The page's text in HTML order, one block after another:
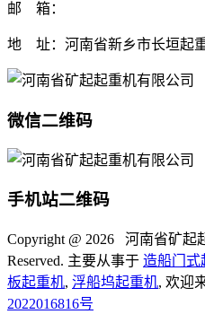
邮 箱：
地 址：河南省新乡市长垣起
微信二维码
手机站二维码
Copyright @ 2026 河南省矿起
Reserved. 主要从事于 造船门式
板起重机, 浮船坞起重机, 欢迎
2022016816号